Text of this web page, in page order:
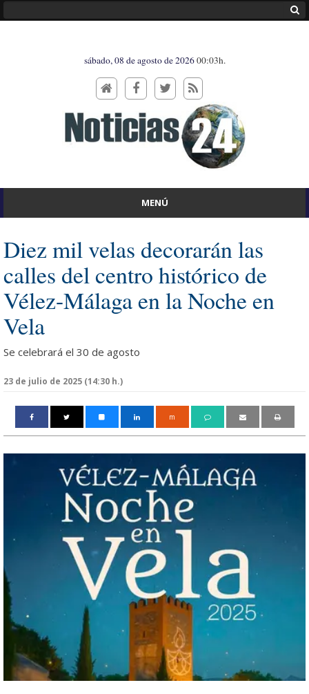
sábado, 08 de agosto de 202600:03h.
MENÚ
Diez mil velas decorarán las
calles del centro histórico de
Vélez-Málaga en la Noche en
Vela
Se celebrará el 30 de agosto
23 de julio de 2025 (14:30 h.)
m